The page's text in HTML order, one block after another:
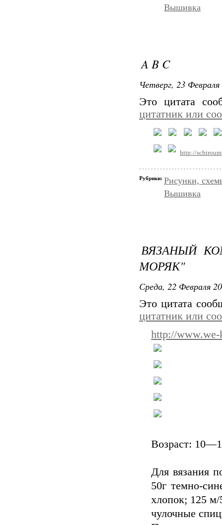
Вышивка
A B C
Четверг, 23
Это цитата
цитатник или
http://
Рубрики: Рисунки,
Вышивка
ВЯЗАНЫЙ
МОРЯК"
Среда, 22 Февраля
Это цитата
цитатник или
http://
Возраст:
Для вязания
50г темно-
хлопок; 125
чулочные